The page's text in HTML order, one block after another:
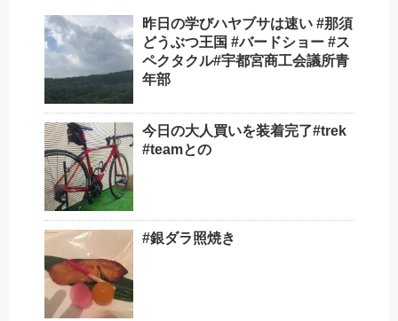
昨日の学びハヤブサは速い️ #那須
どうぶつ王国 #バードショー #ス
ペクタクル#宇都宮商工会議所青
年部
今日の大人買いを装着完了#trek
#teamとの
#銀ダラ照焼き